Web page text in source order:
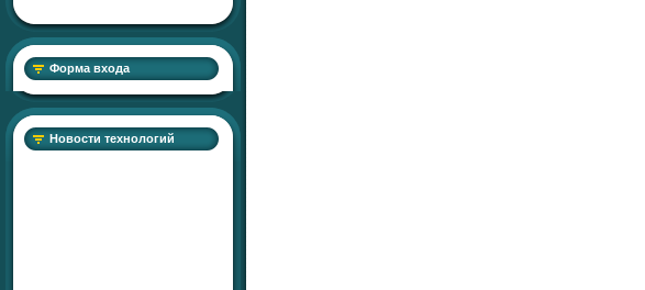
Форма входа
Новости технологий